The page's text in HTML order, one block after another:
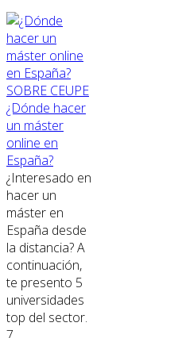
SOBRE CEUPE
¿Dónde hacer
un máster
online en
España?
¿Interesado en
hacer un
máster en
España desde
la distancia? A
continuación,
te presento 5
universidades
top del sector.